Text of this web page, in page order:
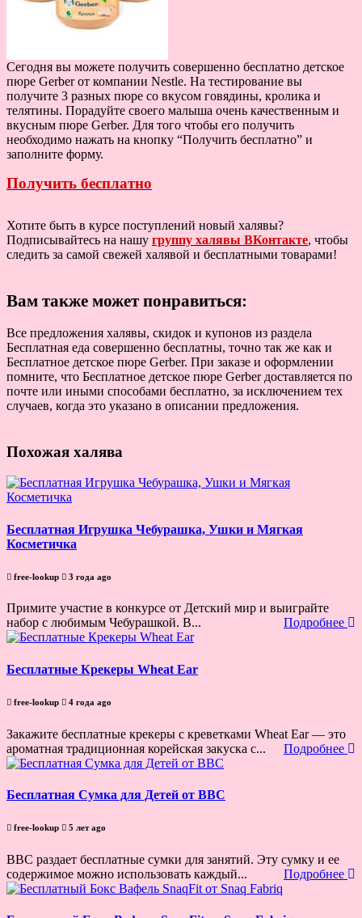
Сегодня вы можете получить совершенно бесплатно детское
пюре Gerber от компании Nestle. На тестирование вы
получите 3 разных пюре со вкусом говядины, кролика и
телятины. Порадуйте своего малыша очень качественным и
вкусным пюре Gerber. Для того чтобы его получить
необходимо нажать на кнопку “Получить бесплатно” и
заполните форму.
Получить бесплатно
Хотите быть в курсе поступлений новый халявы?
Подписывайтесь на нашу группу халявы ВКонтакте, чтобы
следить за самой свежей халявой и бесплатными товарами!
Вам также может понравиться:
Все предложения халявы, скидок и купонов из раздела
Бесплатная еда совершенно бесплатны, точно так же как и
Бесплатное детское пюре Gerber. При заказе и оформлении
помните, что Бесплатное детское пюре Gerber доставляется по
почте или иными способами бесплатно, за исключением тех
случаев, когда это указано в описании предложения.
Похожая халява
Бесплатная Игрушка Чебурашка, Ушки и Мягкая
Косметичка
free-lookup 3 года ago
Примите участие в конкурсе от Детский мир и выиграйте
набор с любимым Чебурашкой. В...
Подробнее
Бесплатные Крекеры Wheat Ear
free-lookup 4 года ago
Закажите бесплатные крекеры с креветками Wheat Ear — это
ароматная традиционная корейская закуска с...
Подробнее
Бесплатная Сумка для Детей от BBC
free-lookup 5 лет ago
BBC раздает бесплатные сумки для занятий. Эту сумку и ее
содержимое можно использовать каждый...
Подробнее